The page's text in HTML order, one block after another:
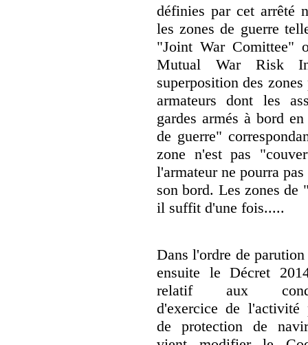
définies par cet arrêté
les zones de guerre
"Joint War Comittee"
Mutual War Risk
superposition des
armateurs dont les
gardes armés à bord
de guerre"
zone n'est pas
l'armateur ne pourra
son bord. Les zones
il suffit d'une fois.....
Dans l'ordre de
ensuite le Décret
relatif aux
d'exercice de l'activité
de protection de